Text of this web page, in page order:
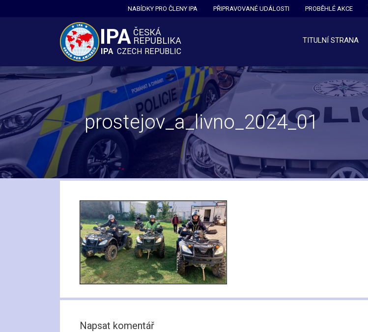
NABÍDKY PRO ČLENY IPA PŘIPRAVOVANÉ UDÁLOSTI PROBĚHLÉ AKCE
TITULNÍ STRANA
prostejov_a_livno_2024_01
Napsat komentář